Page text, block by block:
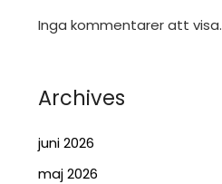
Inga kommentarer att visa.
Archives
juni 2026
maj 2026